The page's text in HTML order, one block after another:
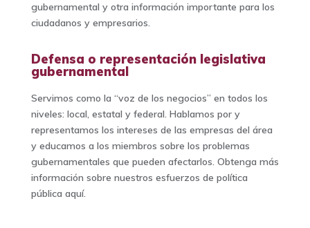
gubernamental y otra información importante para los
ciudadanos y empresarios.
Defensa o representación legislativa
gubernamental
Servimos como la “voz de los negocios” en todos los
niveles: local, estatal y federal. Hablamos por y
representamos los intereses de las empresas del área
y educamos a los miembros sobre los problemas
gubernamentales que pueden afectarlos. Obtenga más
información sobre nuestros esfuerzos de política
pública aquí.